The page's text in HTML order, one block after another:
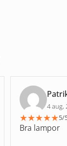
4 aug,
★★★★★5/
Bra lampor